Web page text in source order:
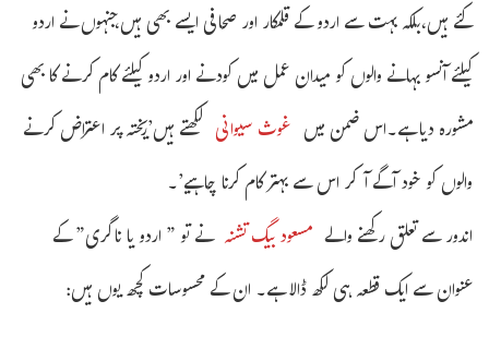
کئے ہیں،بلکہ بہت سے اردو کے قلمکار اور صحافی ایسے بھی ہیں،جنہوں نے اردو
کیلئے آنسو بہانے والوں کو میدان عمل میں کودنے اور اردو کیلئے کام کرنے کا بھی
مشورہ دیا ہے۔اس ضمن میں غوث سیوانی لکھتے ہیں’ریختہ پر اعتراض کرنے
والوں کو خود آگے آکر اس سے بہتر کام کرنا چاہیے’۔
اندور سے تعلق رکھنے والے مسعود بیگ تشنہ نے تو ” اردو یا ناگری” کے
عنوان سے ایک قطعہ ہی لکھ ڈالا ہے۔ ان کے محسوسات کچھ یوں ہیں: